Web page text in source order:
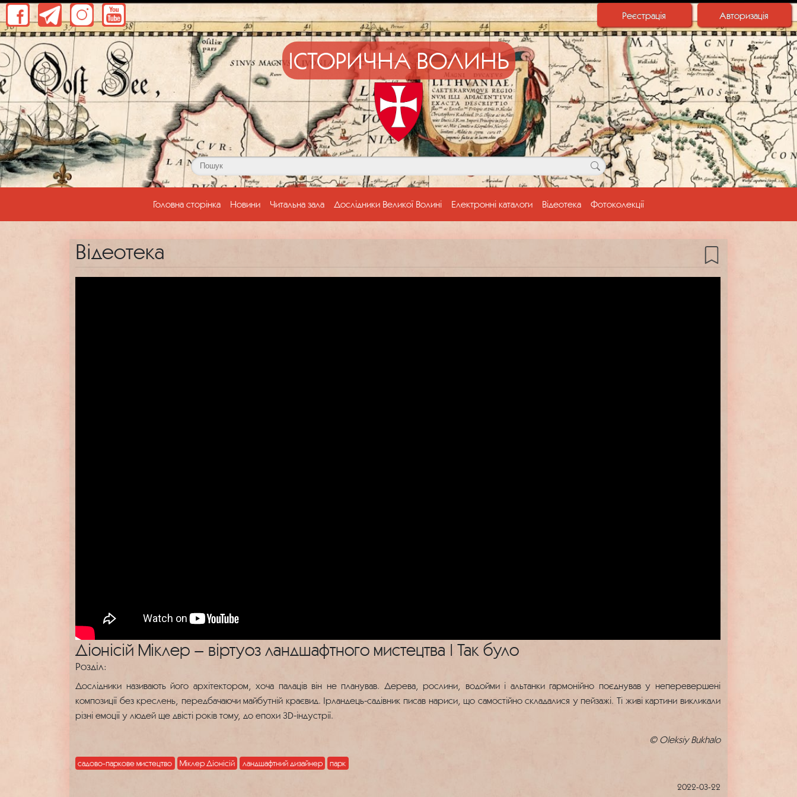
Авторизація
Реєстрація
ІСТОРИЧНА ВОЛИНЬ
Головна сторінка(current)
Новини Читальна зала Дослідники Великої Волині Електронні каталоги Відеотека Фотоколекції
Відеотека
Діонісій Міклер – віртуоз ландшафтного мистецтва | Так було
Розділ:
Дослідники називають його архітектором, хоча палаців він не планував. Дерева, рослини, водойми і альтанки гармонійно поєднував у неперевершені
композиції без креслень, передбачаючи майбутній краєвид. Ірландець-садівник писав нариси, що самостійно складалися у пейзажі. Ті живі картини викликали
різні емоції у людей ще двісті років тому, до епохи 3D-індустрії.
© Oleksiy Bukhalo
садово-паркове мистецтво Міклер Діонісій ландшафтний дизайнер парк
2022-03-22